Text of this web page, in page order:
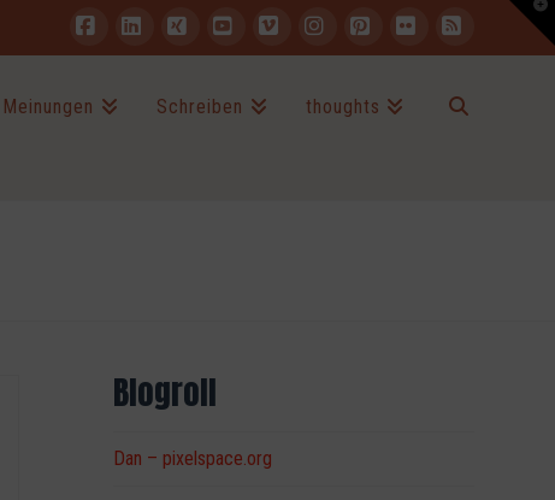
FacebookLinkedIn
XINGYouTubeVimeoInstagramPinterest
FlickrRSS
Meinungen Schreiben thoughts
Blogroll
Dan – pixelspace.org